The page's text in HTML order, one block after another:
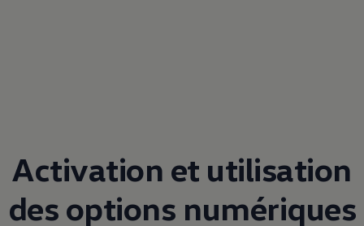
Activation et utilisation
des options numériques